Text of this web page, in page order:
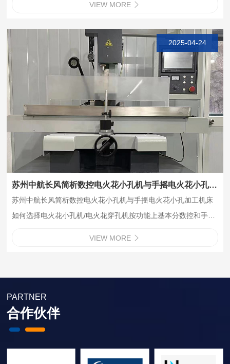
的存在是容易导致中走丝线切割…
VIEW MORE 
2025-04-24
苏州中航长风简析数控电火花小孔机与手摇电火花小孔加工机床如何选择
苏州中航长风简析数控电火花小孔机与手摇电火花小孔加工机床
如何选择电火花小孔机/电火花穿孔机按功能上基本分数控和手摇
VIEW MORE 
PARTNER
合作伙伴